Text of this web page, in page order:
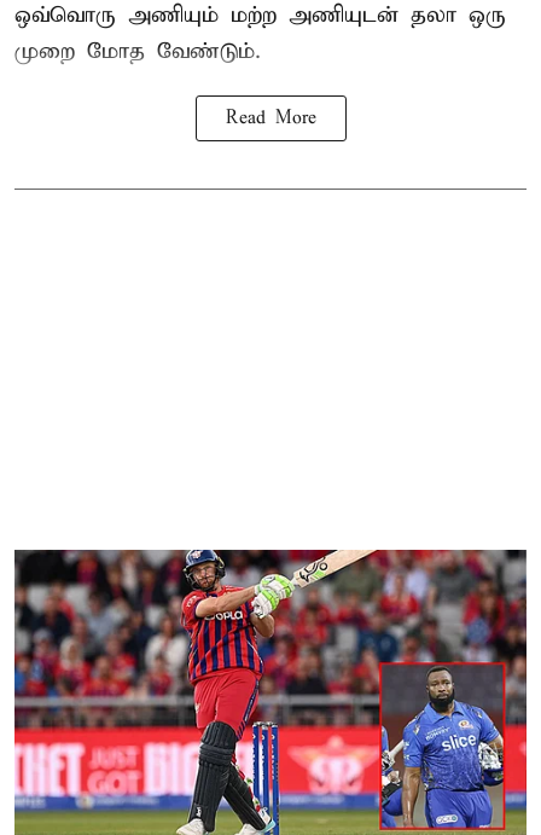
ஒவ்வொரு அணியும் மற்ற அணியுடன் தலா ஒரு
முறை மோத வேண்டும்.
Read More